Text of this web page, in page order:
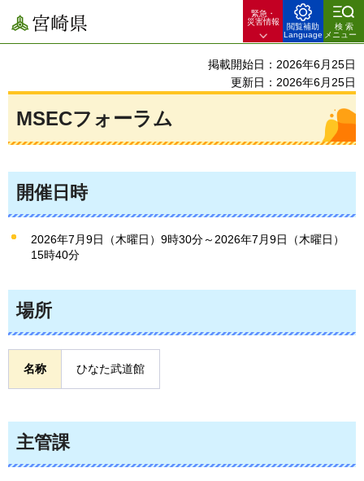
宮崎県
緊急・
災害情報
閲覧補助
Language
検索
メニュー
掲載開始日：2026年6月25日
更新日：2026年6月25日
MSECフォーラム
開催日時
2026年7月9日（木曜日）9時30分～2026年7月9日（木曜日）
15時40分
場所
名称 ひなた武道館
主管課